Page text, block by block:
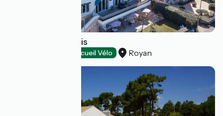
Hôtel Belle-Vue Bis
Accueil Vélo Royan